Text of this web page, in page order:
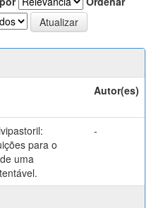
Autor(es)
para o
uma
-